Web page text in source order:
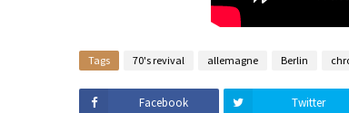
Tags 70's revival allemagne Berlin
Facebook Twitter